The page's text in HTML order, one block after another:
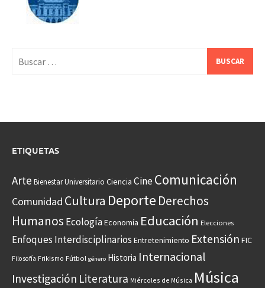
ETIQUETAS
Arte Bienestar Universitario Ciencia CineComunicación
Comunidad Cultura Deporte Derechos
Humanos EcologíaEconomía Educación Elecciones
Enfoques Interdisciplinarios Entretenimiento Extensión FIC
Filosofía Frikismo Fútbol género Historia Internacional
Investigación Literatura Miércoles de Música Música